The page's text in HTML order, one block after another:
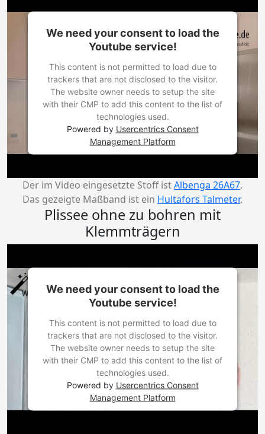
We need your consent to load the
Youtube service!
This content is not permitted to load due to
trackers that are not disclosed to the visitor.
The website owner needs to setup the site
with their CMP to add this content to the list of
technologies used.
Powered by Usercentrics Consent
Management Platform
Der im Video eingesetzte Stoff istAlbenga 26A67.
Das gezeigte Maßband ist ein Hultafors Talmeter.
Plissee ohne zu bohren mit
Klemmträgern
We need your consent to load the
Youtube service!
This content is not permitted to load due to
trackers that are not disclosed to the visitor.
The website owner needs to setup the site
with their CMP to add this content to the list of
technologies used.
Powered by Usercentrics Consent
Management Platform